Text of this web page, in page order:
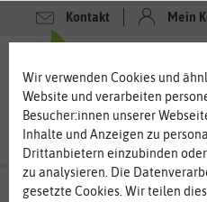
Kontakt Mein
Wir verwenden Cookies und
Website und verarbeiten
Besucher:innen unserer
Inhalte und Anzeigen zu
Drittanbietern einzubinden
zu analysieren. Die
gesetzte Cookies. Wir teilen